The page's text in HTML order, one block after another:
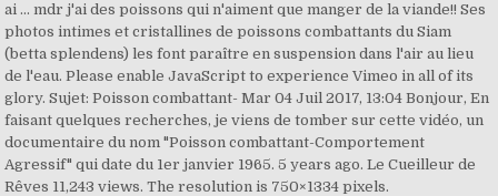
ai … mdr j'ai des poissons qui n'aiment que manger de la viande!! Ses
photos intimes et cristallines de poissons combattants du Siam
(betta splendens) les font paraître en suspension dans l'air au lieu
de l'eau. Please enable JavaScript to experience Vimeo in all of its
glory. Sujet: Poisson combattant- Mar 04 Juil 2017, 13:04 Bonjour, En
faisant quelques recherches, je viens de tomber sur cette vidéo, un
documentaire du nom "Poisson combattant-Comportement
Agressif" qui date du 1er janvier 1965. 5 years ago. Le Cueilleur de
Rêves 11,243 views. The resolution is 750×1334 pixels.